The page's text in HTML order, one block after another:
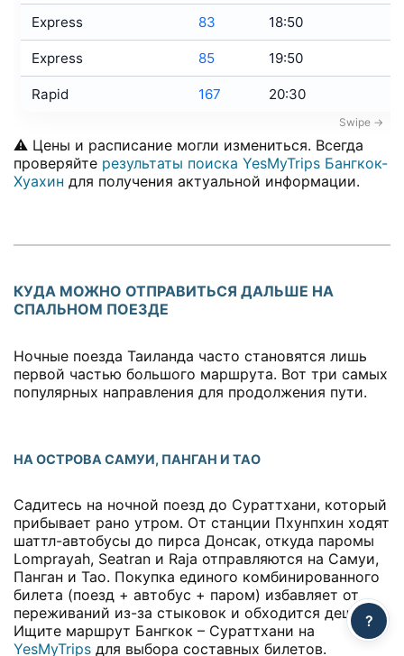
?
Express 83 18:50
Express 85 19:50
Rapid 167 20:30
⚠️ Цены и расписание могли измениться. Всегда
проверяйте результаты поиска YesMyTrips Бангкок-
Хуахин для получения актуальной информации.
КУДА МОЖНО ОТПРАВИТЬСЯ ДАЛЬШЕ НА
СПАЛЬНОМ ПОЕЗДЕ
Ночные поезда Таиланда часто становятся лишь
первой частью большого маршрута. Вот три самых
популярных направления для продолжения пути.
НА ОСТРОВА САМУИ, ПАНГАН И ТАО
Садитесь на ночной поезд до Сураттхани, который
прибывает рано утром. От станции Пхунпхин ходят
шаттл-автобусы до пирса Донсак, откуда паромы
Lomprayah, Seatran и Raja отправляются на Самуи,
Панган и Тао. Покупка единого комбинированного
билета (поезд + автобус + паром) избавляет от
переживаний из-за стыковок и обходится дешевле.
Ищите маршрут Бангкок – Сураттхани на
YesMyTrips для выбора составных билетов.